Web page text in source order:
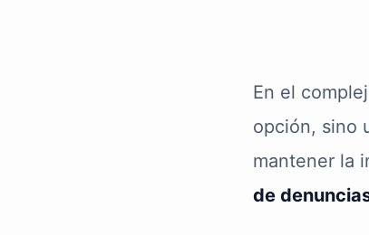
En el
opción, sino
mantener la
de